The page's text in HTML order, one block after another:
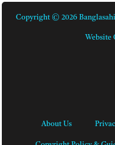
Copyright © 2026
Website
About Us